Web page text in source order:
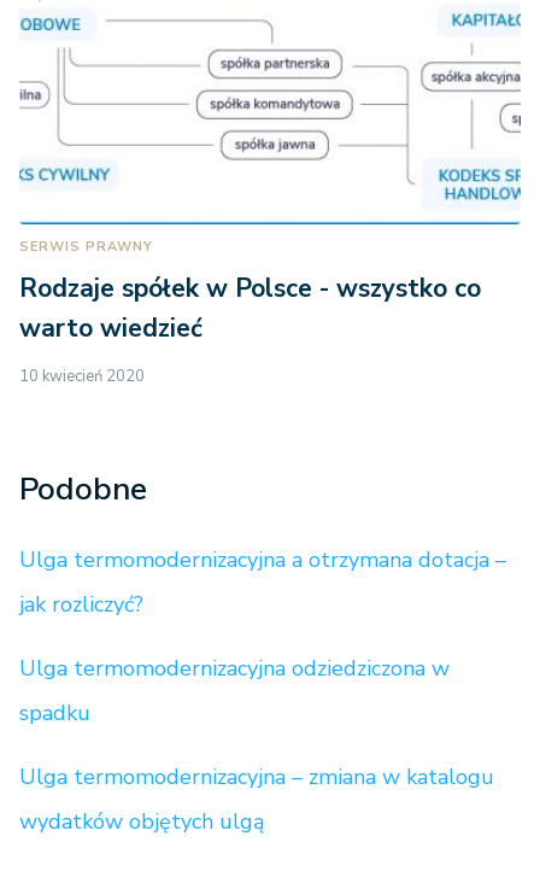
SERWIS PRAWNY
Rodzaje spółek w Polsce - wszystko co
warto wiedzieć
10 kwiecień 2020
Podobne
Ulga termomodernizacyjna a otrzymana dotacja –
jak rozliczyć?
Ulga termomodernizacyjna odziedziczona w
spadku
Ulga termomodernizacyjna – zmiana w katalogu
wydatków objętych ulgą